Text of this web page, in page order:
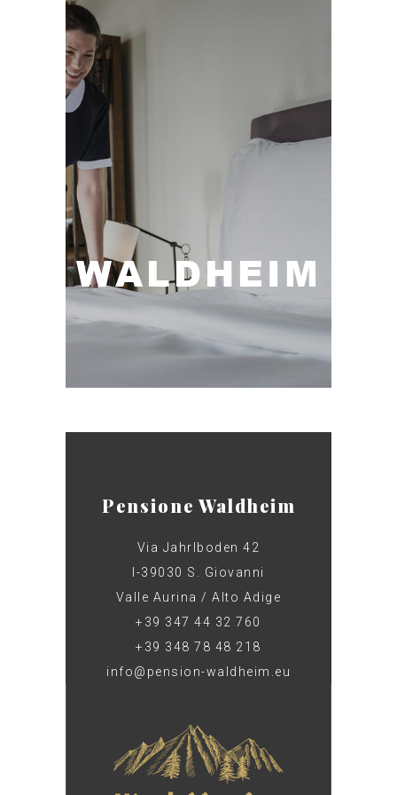
WALDHEIM
Pensione Waldheim
Via Jahrlboden 42
I-39030 S. Giovanni
Valle Aurina / Alto Adige
+39 347 44 32 760
+39 348 78 48 218
info@pension-waldheim.eu